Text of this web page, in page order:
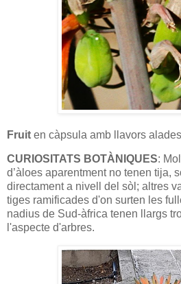
Fruit en càpsula amb llavors
CURIOSITATS BOTÀNIQUES:
d’àloes aparentment no tenen tija,
directament a nivell del sòl; altres
tiges ramificades d'on surten les
nadius de Sud-àfrica tenen llargs
l'aspecte d'arbres.